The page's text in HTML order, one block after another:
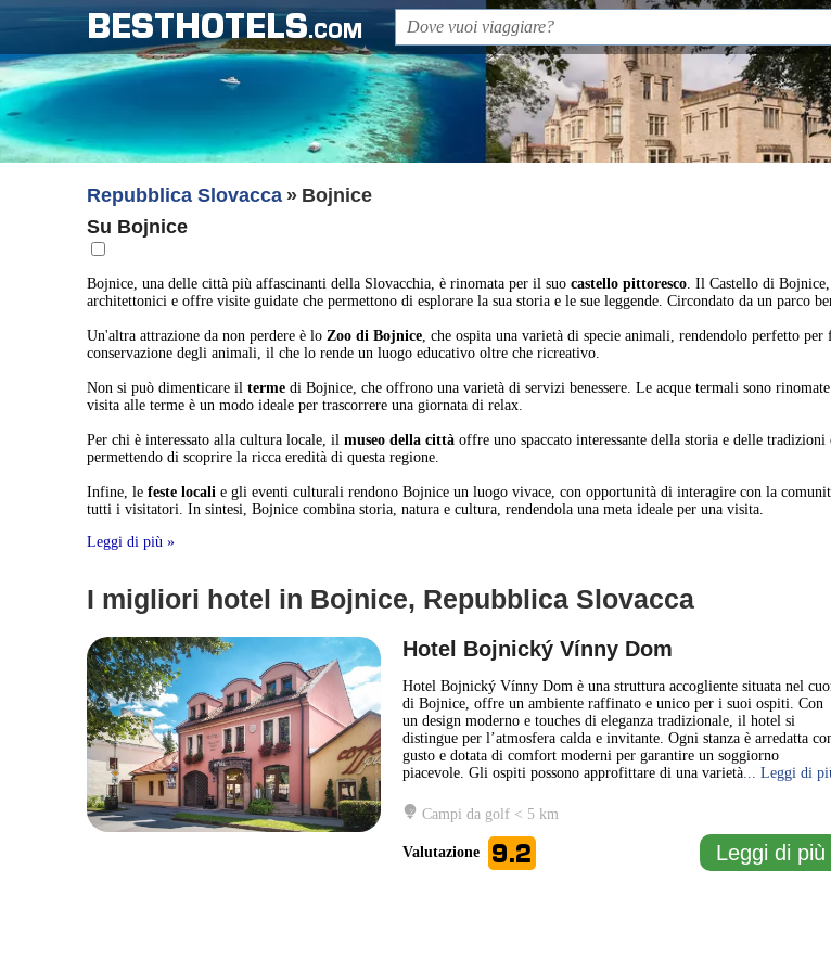
BESTHOTELS.COM
Repubblica Slovacca
Bojnice
Su Bojnice
Bojnice, una delle città più affascinanti della Slovacchia, è rinomata per il suocastello pittoresco. Il Castello di
architettonici e offre visite guidate che permettono di esplorare la sua storia e le sue leggende. Circondato da un parco
Un'altra attrazione da non perdere è loZoo di Bojnice, che ospita una varietà di specie animali, rendendolo perfetto
conservazione degli animali, il che lo rende un luogo educativo oltre che ricreativo.
Non si può dimenticare ilterme di Bojnice, che offrono una varietà di servizi benessere. Le acque termali sono
visita alle terme è un modo ideale per trascorrere una giornata di relax.
Per chi è interessato alla cultura locale, ilmuseo della città offre uno spaccato interessante della storia e delle
permettendo di scoprire la ricca eredità di questa regione.
Infine, lefeste locali e gli eventi culturali rendono Bojnice un luogo vivace, con opportunità di interagire con la
tutti i visitatori. In sintesi, Bojnice combina storia, natura e cultura, rendendola una meta ideale per una visita.
Leggi di più »
I migliori hotel in Bojnice, Repubblica Slovacca
Hotel Bojnický Vínny Dom
Hotel Bojnický Vínny Dom è una struttura accogliente situata nel
di Bojnice, offre un ambiente raffinato e unico per i suoi ospiti. Con
un design moderno e touches di eleganza tradizionale, il hotel si
distingue per l’atmosfera calda e invitante. Ogni stanza è arredatta
gusto e dotata di comfort moderni per garantire un soggiorno
piacevole. Gli ospiti possono approfittare di una varietà... Leggi di
Campi da golf < 5 km
Valutazione 9.2 Leggi di più